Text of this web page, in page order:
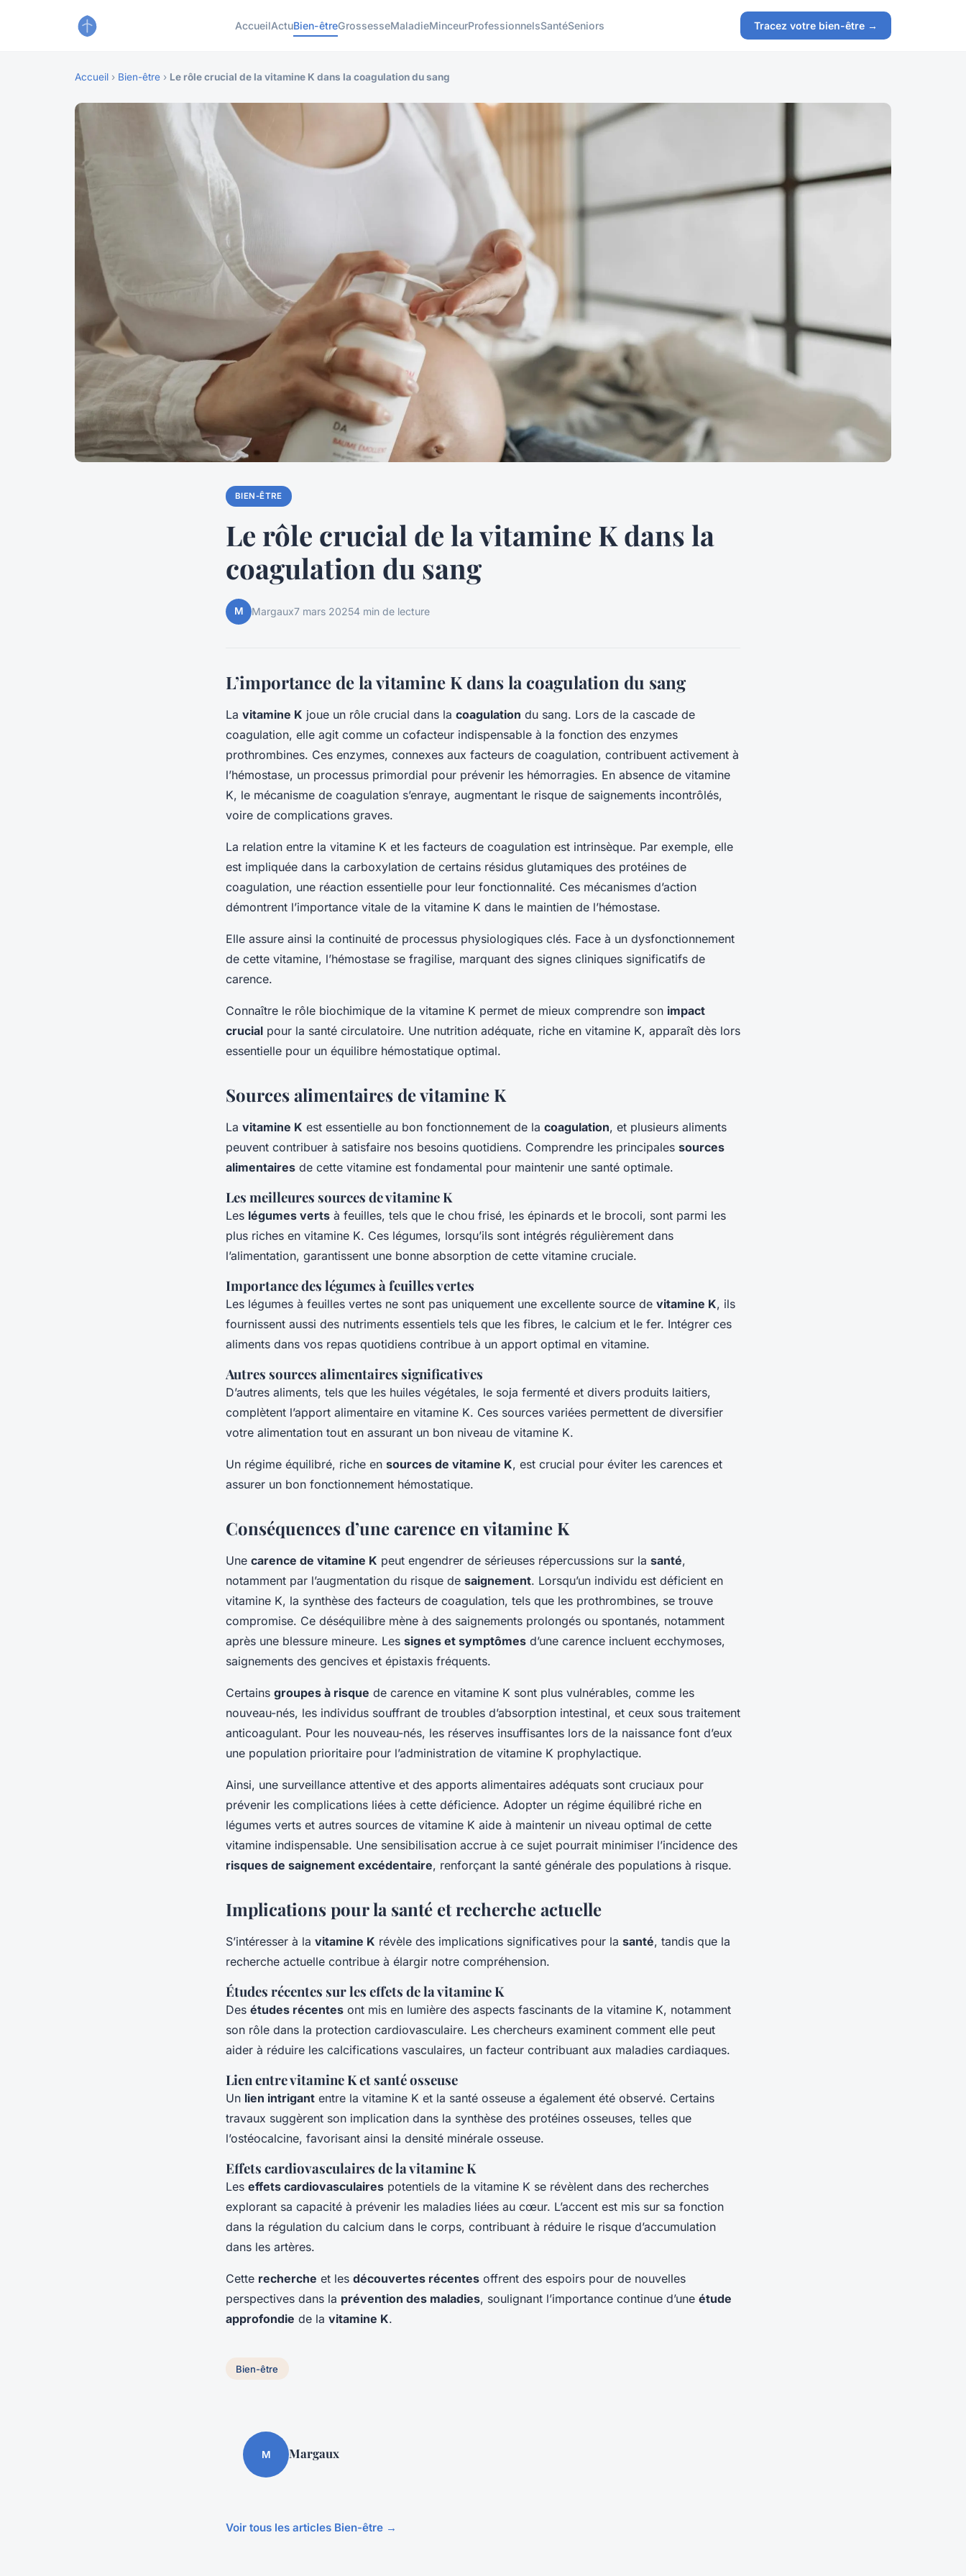
AccueilActuBien-êtreGrossesseMaladieMinceurProfessionnelsSantéSeniors Tracez votre bien-être →
Accueil › Bien-être › Le rôle crucial de la vitamine K dans la coagulation du sang
BIEN-ÊTRE
Le rôle crucial de la vitamine K dans la
coagulation du sang
M Margaux7 mars 20254 min de lecture
L’importance de la vitamine K dans la coagulation du sang
La vitamine K joue un rôle crucial dans la coagulation du sang. Lors de la cascade de
coagulation, elle agit comme un cofacteur indispensable à la fonction des enzymes
prothrombines. Ces enzymes, connexes aux facteurs de coagulation, contribuent activement à
l’hémostase, un processus primordial pour prévenir les hémorragies. En absence de vitamine
K, le mécanisme de coagulation s’enraye, augmentant le risque de saignements incontrôlés,
voire de complications graves.
La relation entre la vitamine K et les facteurs de coagulation est intrinsèque. Par exemple, elle
est impliquée dans la carboxylation de certains résidus glutamiques des protéines de
coagulation, une réaction essentielle pour leur fonctionnalité. Ces mécanismes d’action
démontrent l’importance vitale de la vitamine K dans le maintien de l’hémostase.
Elle assure ainsi la continuité de processus physiologiques clés. Face à un dysfonctionnement
de cette vitamine, l’hémostase se fragilise, marquant des signes cliniques significatifs de
carence.
Connaître le rôle biochimique de la vitamine K permet de mieux comprendre son impact
crucial pour la santé circulatoire. Une nutrition adéquate, riche en vitamine K, apparaît dès lors
essentielle pour un équilibre hémostatique optimal.
Sources alimentaires de vitamine K
La vitamine K est essentielle au bon fonctionnement de la coagulation, et plusieurs aliments
peuvent contribuer à satisfaire nos besoins quotidiens. Comprendre les principales sources
alimentaires de cette vitamine est fondamental pour maintenir une santé optimale.
Les meilleures sources de vitamine K
Les légumes verts à feuilles, tels que le chou frisé, les épinards et le brocoli, sont parmi les
plus riches en vitamine K. Ces légumes, lorsqu’ils sont intégrés régulièrement dans
l’alimentation, garantissent une bonne absorption de cette vitamine cruciale.
Importance des légumes à feuilles vertes
Les légumes à feuilles vertes ne sont pas uniquement une excellente source de vitamine K, ils
fournissent aussi des nutriments essentiels tels que les fibres, le calcium et le fer. Intégrer ces
aliments dans vos repas quotidiens contribue à un apport optimal en vitamine.
Autres sources alimentaires significatives
D’autres aliments, tels que les huiles végétales, le soja fermenté et divers produits laitiers,
complètent l’apport alimentaire en vitamine K. Ces sources variées permettent de diversifier
votre alimentation tout en assurant un bon niveau de vitamine K.
Un régime équilibré, riche en sources de vitamine K, est crucial pour éviter les carences et
assurer un bon fonctionnement hémostatique.
Conséquences d’une carence en vitamine K
Une carence de vitamine K peut engendrer de sérieuses répercussions sur la santé,
notamment par l’augmentation du risque de saignement. Lorsqu’un individu est déficient en
vitamine K, la synthèse des facteurs de coagulation, tels que les prothrombines, se trouve
compromise. Ce déséquilibre mène à des saignements prolongés ou spontanés, notamment
après une blessure mineure. Les signes et symptômes d’une carence incluent ecchymoses,
saignements des gencives et épistaxis fréquents.
Certains groupes à risque de carence en vitamine K sont plus vulnérables, comme les
nouveau-nés, les individus souffrant de troubles d’absorption intestinal, et ceux sous traitement
anticoagulant. Pour les nouveau-nés, les réserves insuffisantes lors de la naissance font d’eux
une population prioritaire pour l’administration de vitamine K prophylactique.
Ainsi, une surveillance attentive et des apports alimentaires adéquats sont cruciaux pour
prévenir les complications liées à cette déficience. Adopter un régime équilibré riche en
légumes verts et autres sources de vitamine K aide à maintenir un niveau optimal de cette
vitamine indispensable. Une sensibilisation accrue à ce sujet pourrait minimiser l’incidence des
risques de saignement excédentaire, renforçant la santé générale des populations à risque.
Implications pour la santé et recherche actuelle
S’intéresser à la vitamine K révèle des implications significatives pour la santé, tandis que la
recherche actuelle contribue à élargir notre compréhension.
Études récentes sur les effets de la vitamine K
Des études récentes ont mis en lumière des aspects fascinants de la vitamine K, notamment
son rôle dans la protection cardiovasculaire. Les chercheurs examinent comment elle peut
aider à réduire les calcifications vasculaires, un facteur contribuant aux maladies cardiaques.
Lien entre vitamine K et santé osseuse
Un lien intrigant entre la vitamine K et la santé osseuse a également été observé. Certains
travaux suggèrent son implication dans la synthèse des protéines osseuses, telles que
l’ostéocalcine, favorisant ainsi la densité minérale osseuse.
Effets cardiovasculaires de la vitamine K
Les effets cardiovasculaires potentiels de la vitamine K se révèlent dans des recherches
explorant sa capacité à prévenir les maladies liées au cœur. L’accent est mis sur sa fonction
dans la régulation du calcium dans le corps, contribuant à réduire le risque d’accumulation
dans les artères.
Cette recherche et les découvertes récentes offrent des espoirs pour de nouvelles
perspectives dans la prévention des maladies, soulignant l’importance continue d’une étude
approfondie de la vitamine K.
Bien-être
M Margaux
Voir tous les articles Bien-être →